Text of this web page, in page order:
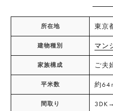
所在地 東京
建物種別 マン
家族構成 ご夫
平米数 約64
間取り